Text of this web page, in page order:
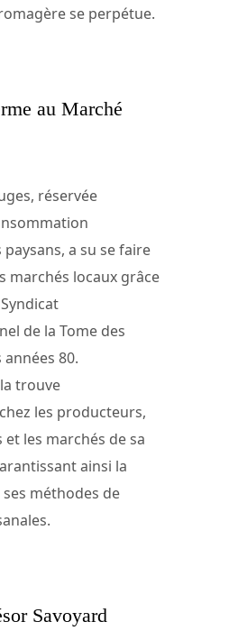
se perpétue.
au Marché
réservée
a su se faire
marchés locaux grâce
de la Tome des
années 80.
trouve
les producteurs,
les marchés de sa
ainsi la
méthodes de
Savoyard